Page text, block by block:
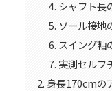
シャフト長
ソール接地
スイング軸
実測セルフ
身長170cmの